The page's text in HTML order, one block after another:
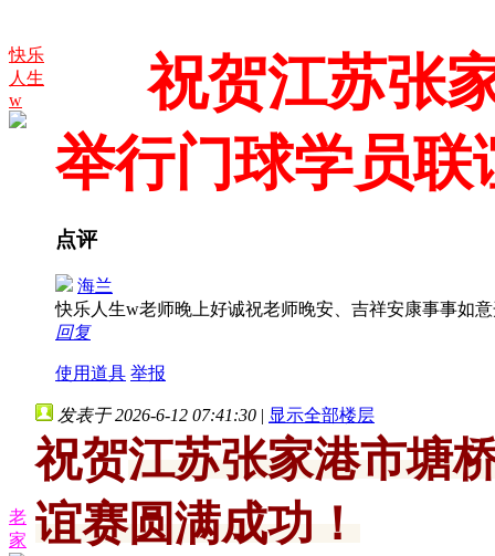
快乐
人生
w
祝贺江苏张家
举行门球学员
点评
海兰
快乐人生w老师晚上好诚祝老师晚安、吉祥安康事事如
回复
使用道具 举报
老
家
发表于 2026-6-12 07:41:30 | 显示全部楼层
祝贺江苏张家港市塘
谊赛圆满成功！